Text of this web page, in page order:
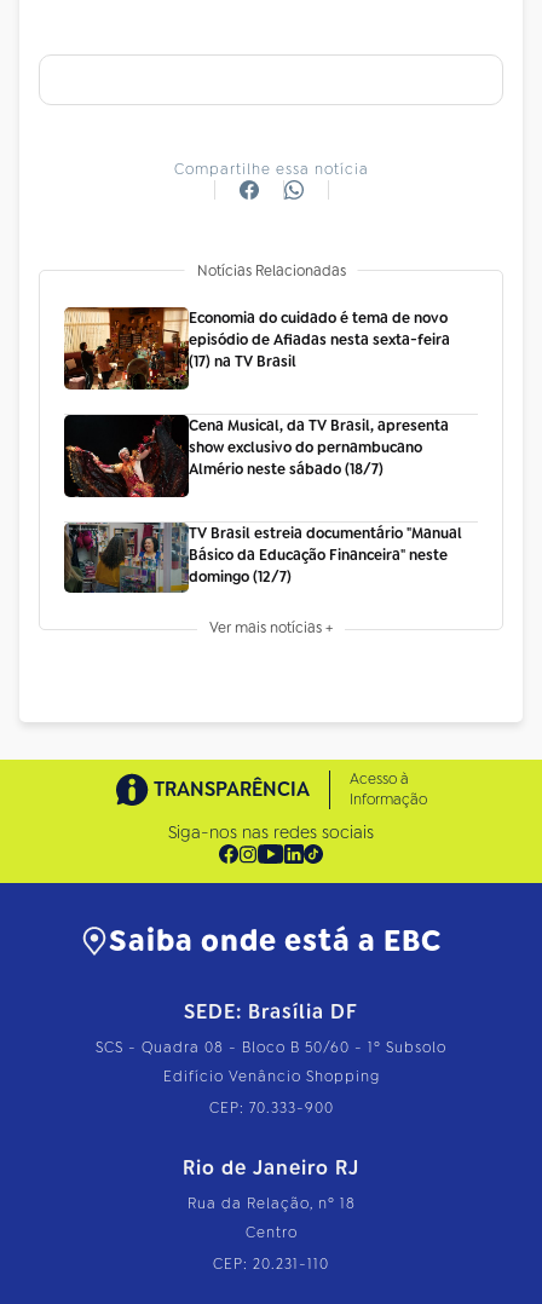
Compartilhe essa notícia
Notícias Relacionadas
Economia do cuidado é tema de novo
episódio de Afiadas nesta sexta-feira
(17) na TV Brasil
Cena Musical, da TV Brasil, apresenta
show exclusivo do pernambucano
Almério neste sábado (18/7)
TV Brasil estreia documentário "Manual
Básico da Educação Financeira" neste
domingo (12/7)
Ver mais notícias +
TRANSPARÊNCIA
Acesso à
Informação
Siga-nos nas redes sociais
Saiba onde está a EBC
SEDE: Brasília DF
SCS - Quadra 08 - Bloco B 50/60 - 1º Subsolo
Edifício Venâncio Shopping
CEP: 70.333-900
Rio de Janeiro RJ
Rua da Relação, nº 18
Centro
CEP: 20.231-110